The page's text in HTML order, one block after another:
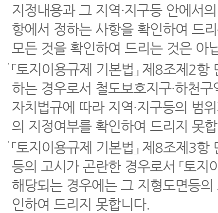
지정내용과 그 지역·지구등 안에서
항에서 정하는 사항을 확인하여 드
모든 것을 확인하여 드리는 것은 아
「토지이용규제 기본법」 제8조제2
하는 경우로서 철도보호지구·하천
자치법규에 따라 지역·지구등의 범
의 지정여부를 확인하여 드리지 못
「토지이용규제 기본법」 제8조제3
등의 고시가 곤란한 경우로서 「토
해당되는 경우에는 그 지형도면등
인하여 드리지 못합니다.